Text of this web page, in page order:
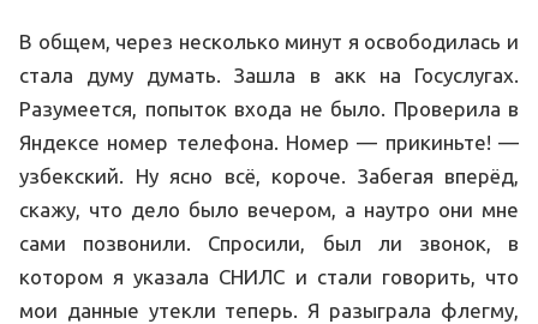
В общем, через несколько минут я освободилась и
стала думу думать. Зашла в акк на Госуслугах.
Разумеется, попыток входа не было. Проверила в
Яндексе номер телефона. Номер — прикиньте! —
узбекский. Ну ясно всё, короче. Забегая вперёд,
скажу, что дело было вечером, а наутро они мне
сами позвонили. Спросили, был ли звонок, в
котором я указала СНИЛС и стали говорить, что
мои данные утекли теперь. Я разыграла флегму,